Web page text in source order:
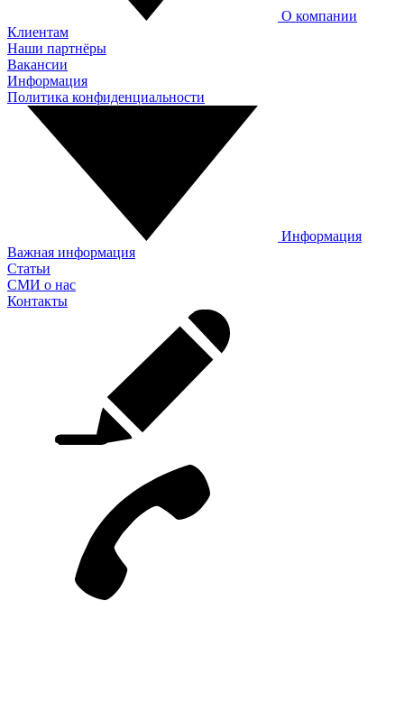
О компании
Клиентам
Наши партнёры
Вакансии
Информация
Политика конфиденциальности
Информация
Важная информация
Статьи
СМИ о нас
Контакты